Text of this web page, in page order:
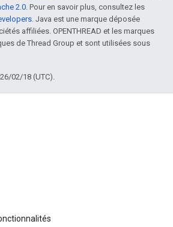
2.0. Pour en savoir plus, consultez les
. Java est une marque déposée
affiliées. OPENTHREAD et les marques
de Thread Group et sont utilisées sous
02/18 (UTC).